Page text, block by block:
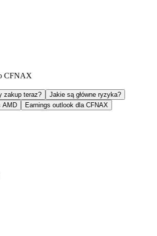
CFNAX
zakup teraz?
Jakie są główne ryzyka?
AMD
Earnings outlook dla CFNAX